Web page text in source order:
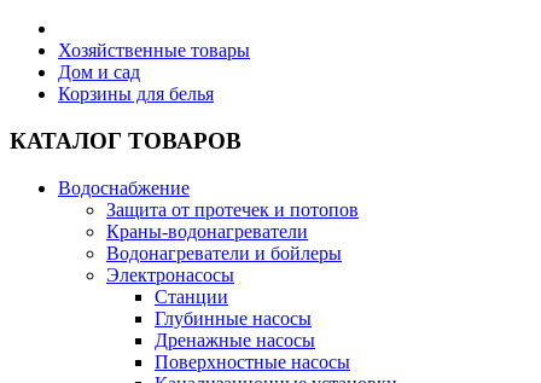
Строительные товары
Все для бани
Хозяйственные товары
Дом и сад
Корзины для белья
КАТАЛОГ ТОВАРОВ
Водоснабжение
Защита от протечек и потопов
Краны-водонагреватели
Водонагреватели и бойлеры
Электронасосы
Станции
Глубинные насосы
Дренажные насосы
Поверхностные насосы